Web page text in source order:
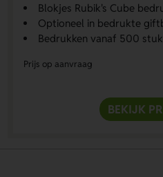
Blokjes Rubik's Cube
Optioneel in bedrukte
Bedrukken vanaf 500
Prijs op aanvraag
BEKIJK